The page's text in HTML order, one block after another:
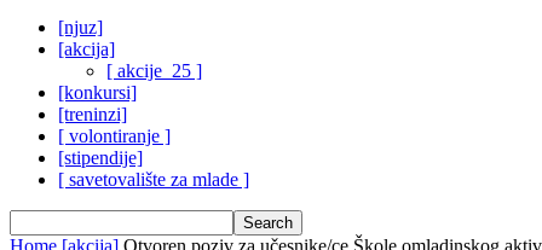
[njuz]
[akcija]
[ akcije_25 ]
[konkursi]
[treninzi]
[ volontiranje ]
[stipendije]
[ savetovalište za mlade ]
Home [akcija] Otvoren poziv za učesnike/ce Škole omladinskog